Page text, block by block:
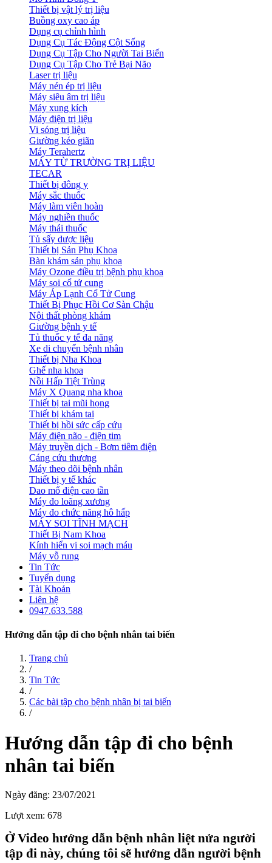
Thiết bị vật lý trị liệu
Buồng oxy cao áp
Dụng cụ chỉnh hình
Dụng Cụ Tác Động Cột Sống
Dụng Cụ Tập Cho Người Tai Biến
Dụng Cụ Tập Cho Trẻ Bại Não
Laser trị liệu
Máy nén ép trị liệu
Máy siêu âm trị liệu
Máy xung kích
Máy điện trị liệu
Vi sóng trị liệu
Giường kéo giãn
Máy Terahertz
MÁY TỪ TRƯỜNG TRỊ LIỆU
TECAR
Thiết bị đông y
Máy sắc thuốc
Máy làm viên hoàn
Máy nghiền thuốc
Máy thái thuốc
Tủ sấy dược liệu
Thiết bị Sản Phụ Khoa
Bàn khám sản phụ khoa
Máy Ozone điều trị bệnh phụ khoa
Máy soi cổ tử cung
Máy Áp Lạnh Cổ Tử Cung
Thiết Bị Phục Hồi Cơ Sàn Chậu
Nội thất phòng khám
Giường bệnh y tế
Tủ thuốc y tế đa năng
Xe di chuyển bệnh nhân
Thiết bị Nha Khoa
Ghế nha khoa
Nồi Hấp Tiệt Trùng
Máy X Quang nha khoa
Thiết bị tai mũi họng
Thiết bị khám tai
Thiết bị hồi sức cấp cứu
Máy điện não - điện tim
Máy truyền dịch - Bơm tiêm điện
Cáng cứu thương
Máy theo dõi bệnh nhân
Thiết bị y tế khác
Dao mổ điện cao tần
Máy đo loãng xương
Máy đo chức năng hô hấp
MÁY SOI TĨNH MẠCH
Thiết Bị Nam Khoa
Kính hiển vi soi mạch máu
Máy vỗ rung
Tin Tức
Tuyển dụng
Tài Khoản
Liên hệ
0947.633.588
Hướng dẫn tập đi cho bệnh nhân tai biến
Trang chủ
/
Tin Tức
/
Các bài tập cho bệnh nhân bị tai biến
/
Hướng dẫn tập đi cho bệnh
nhân tai biến
Ngày đăng: 23/07/2021
Lượt xem: 678
Ở Video hướng dẫn bệnh nhân liệt nửa người
tập đi này, chúng tôi sẽ hướng dẫn người bệnh